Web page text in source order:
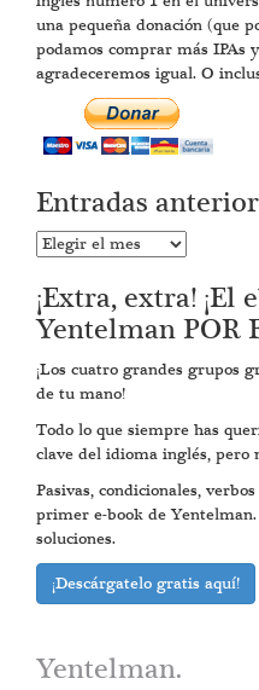
una pequeña donación (que
podamos comprar más IPAs
agradeceremos igual. O
Entradas
Entradas
¡Extra, extra! ¡El
Yentelman POR
¡Los cuatro grandes grupos
de tu mano!
Todo lo que siempre has
clave del idioma inglés, pero
Pasivas, condicionales,
primer e-book de
soluciones.
¡Descárgatelo gratis aquí!
Yentelman.